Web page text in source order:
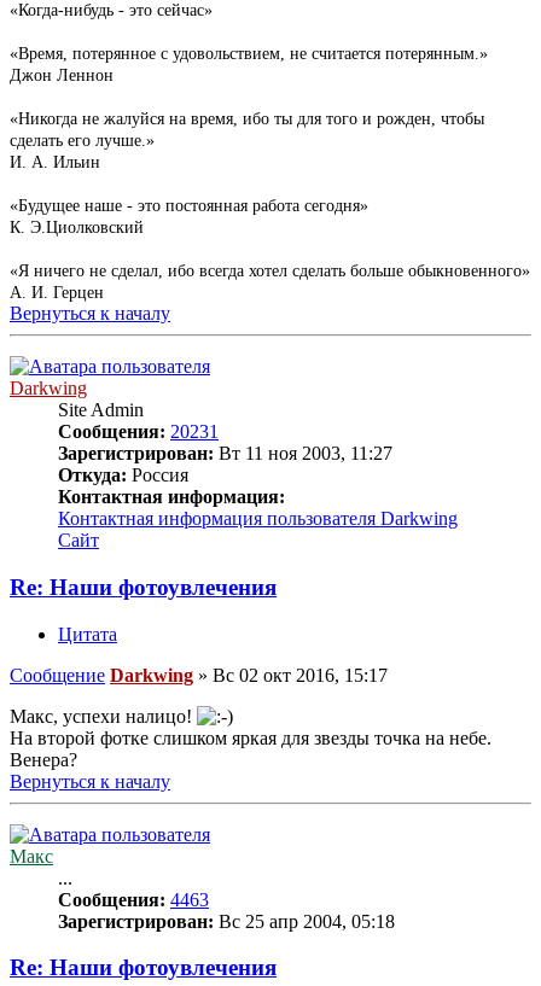
«Когда-нибудь - это сейчас»
«Время, потерянное с удовольствием, не считается потерянным.»
Джон Леннон
«Никогда не жалуйся на время, ибо ты для того и рожден, чтобы
сделать его лучше.»
И. А. Ильин
«Будущее наше - это постоянная работа сегодня»
К. Э.Циолковский
«Я ничего не сделал, ибо всегда хотел сделать больше обыкновенного»
А. И. Герцен
Вернуться к началу
Darkwing
Site Admin
Сообщения: 20231
Зарегистрирован: Вт 11 ноя 2003, 11:27
Откуда: Россия
Контактная информация:
Контактная информация пользователя Darkwing
Сайт
Re: Наши фотоувлечения
Цитата
Сообщение Darkwing » Вс 02 окт 2016, 15:17
Макс, успехи налицо!
На второй фотке слишком яркая для звезды точка на небе.
Венера?
Вернуться к началу
Макс
...
Сообщения: 4463
Зарегистрирован: Вс 25 апр 2004, 05:18
Re: Наши фотоувлечения